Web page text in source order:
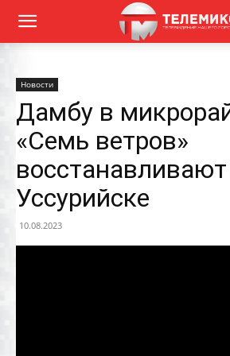
Новости
Дамбу в
«Семь ветров»
Уссурийске
10.08.2023